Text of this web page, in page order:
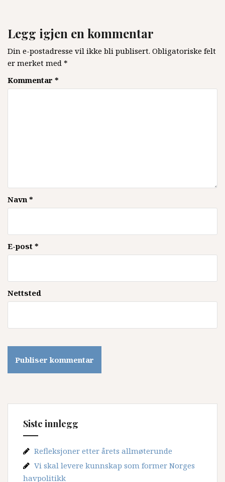
Legg igjen en kommentar
Din e-postadresse vil ikke bli publisert. Obligatoriske felt
er merket med *
Kommentar *
Navn *
E-post *
Nettsted
Siste innlegg
Refleksjoner etter årets allmøterunde
Vi skal levere kunnskap som former Norges
havpolitikk